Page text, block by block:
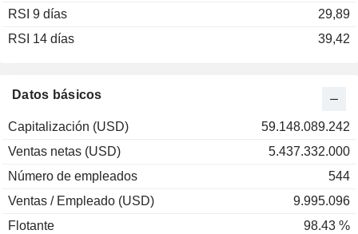
Datos básicos
Capitalización (USD)
59.148.089.242
Ventas netas (USD)
5.437.332.000
Número de empleados
544
Ventas / Empleado (USD)
9.995.096
Flotante
98.43 %
RSI 9 días
29,89
RSI 14 días
39,42
2003
2002
2000
1998
+31,39 %